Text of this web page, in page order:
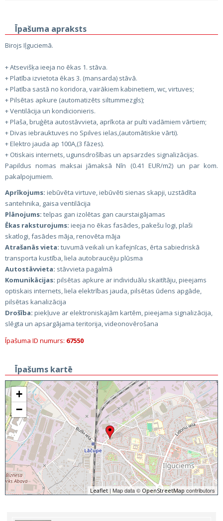
Īpašuma apraksts
Birojs Iļguciemā.
+ Atsevišķa ieeja no ēkas 1. stāva.
+ Platība izvietota ēkas 3. (mansarda) stāvā.
+ Platība sastā no koridora, vairākiem kabinetiem, wc, virtuves;
+ Pilsētas apkure (automatizēts siltummezgls);
+ Ventilācija un kondicionieris.
+ Plaša, bruģēta autostāvvieta, aprīkota ar pulti vadāmiem vārtiem;
+ Divas iebrauktuves no Spilves ielas,(automātiskie vārti).
+ Elektro jauda ap 100A,(3 fāzes).
+ Otiskais internets, ugunsdrošības un apsarzdes signalizācijas.
Papildus nomas maksai jāmaksā Nīn (0.41 EUR/m2) un par kom.
pakalpojumiem.
Aprīkojums: iebūvēta virtuve, iebūvēti sienas skapji, uzstādīta
santehnika, gaisa ventilācija
Plānojums: telpas gan izolētas gan caurstaigājamas
Ēkas raksturojums: ieeja no ēkas fasādes, pakešu logi, plaši
skatlogi, fasādes māja, renovēta māja
Atrašanās vieta: tuvumā veikali un kafejnīcas, ērta sabiedriskā
transporta kustība, liela autobraucēju plūsma
Autostāvvieta: stāvvieta pagalmā
Komunikācijas: pilsētas apkure ar individuālu skaitītāju, pieejams
optiskais internets, liela elektrības jauda, pilsētas ūdens apgāde,
pilsētas kanalizācija
Drošība: piekļuve ar elektroniskajām kartēm, pieejama signalizācija,
slēgta un apsargājama teritorija, videonovērošana
Īpašuma ID numurs: 67550
Īpašums kartē
+
−
Leaflet | Map data © OpenStreetMap contributors